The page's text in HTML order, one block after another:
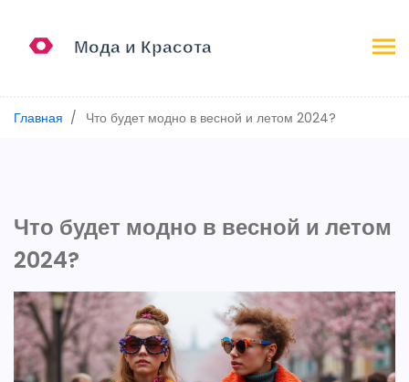
Главная Что будет модно в весной и летом 2024?
Что будет модно в весной и летом
2024?